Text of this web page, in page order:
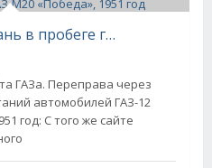
Переправа через Кубань в пробеге госиспытаний автомобилей ГАЗ-12 ЗИМ и ГАЗ-М20 «Победа», 1951 год
ГАЗа. Переправа через
автомобилей ГАЗ-12
год: С того же сайте